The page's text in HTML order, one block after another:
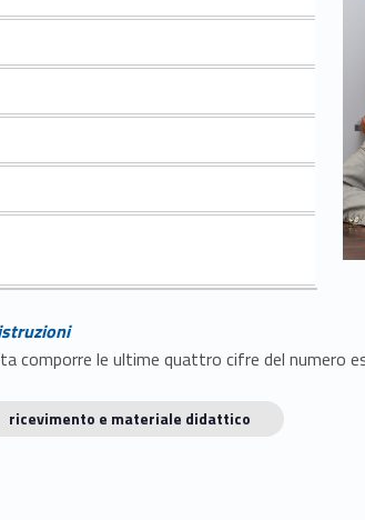
comporre le ultime quattro cifre del numero
ricevimento e materiale didattico